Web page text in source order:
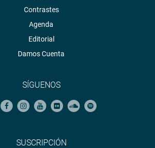
Contrastes
Agenda
Editorial
Damos Cuenta
SÍGUENOS
SUSCRIPCIÓN